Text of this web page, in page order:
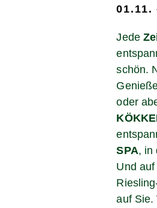
01.11.
Jede
schön.
oder
SPA, in
Und
auf Sie.